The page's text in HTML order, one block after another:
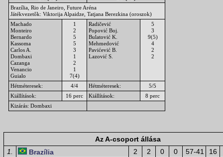
Brazília, Rio de Janeiro, Future Aréna
Játékvezetők: Viktorija Alpaidze, Tatjana Berezkina (oroszok)
Machado
Monteiro
Bernardo
Kassoma
Carlos A.
Dombaxi
Cazanga
Venancio
Guialo
1
2
5
5
3
1
2
1
7(4)
Radičević
Popović Boj.
Bulatović K.
Mehmedović
Pavićević B.
Lazović S.
5
3
9(5)
4
2
2
Hétméteresek: 4/4 Hétméteresek:
5/5
Kiállítások:
16 perc Kiállítások:
8 perc
Kizárás: Dombaxi
Az A-csoport állása
1.
Brazília 2 2 0 0 57-41
16